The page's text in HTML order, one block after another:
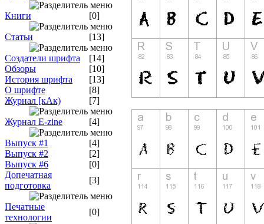
Книги [0]
Статьи [13]
Создатели шрифта
[14]
Обзоры
[10]
История шрифта
[13]
О шрифте
[8]
Журнал [кАк)
[7]
Журнал E-zine [4]
Выпуск #1
[4]
Выпуск #2
[2]
Выпуск #6
[0]
Допечатная
подготовка
[3]
Печатные
технологии
[0]